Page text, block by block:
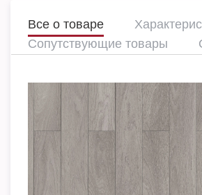
Все о товаре
Сопутствующие товары